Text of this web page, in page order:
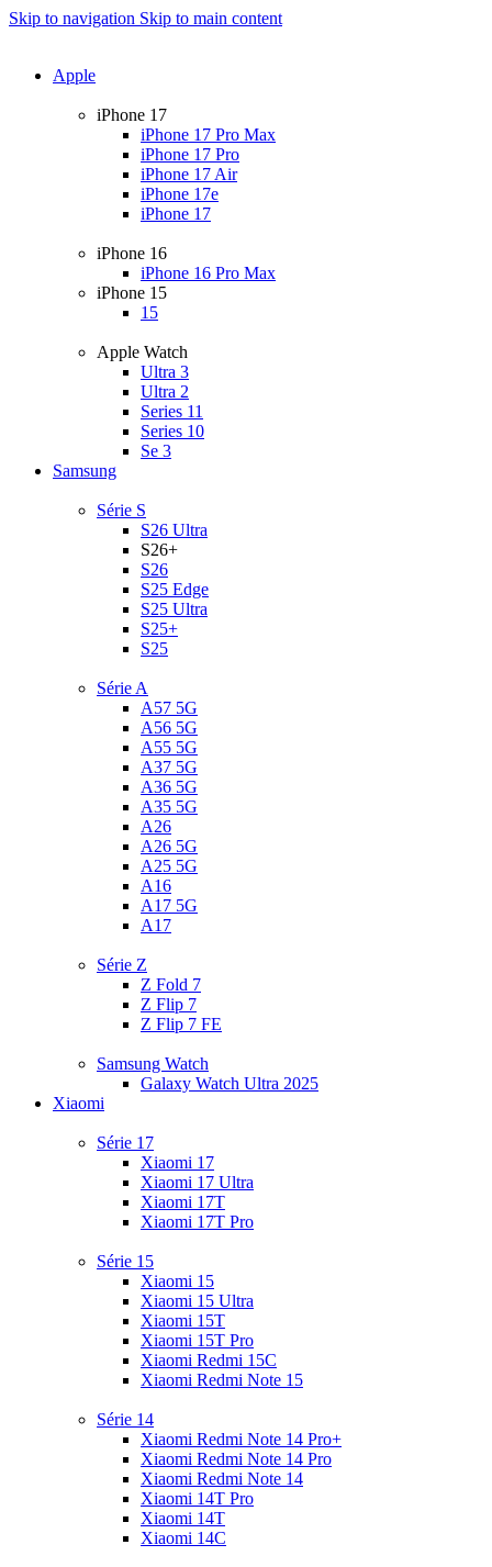
Skip to navigation Skip to main content
Apple
iPhone 17
iPhone 17 Pro Max
iPhone 17 Pro
iPhone 17 Air
iPhone 17e
iPhone 17
iPhone 16
iPhone 16 Pro Max
iPhone 15
15
Apple Watch
Ultra 3
Ultra 2
Series 11
Series 10
Se 3
Samsung
Série S
S26 Ultra
S26+
S26
S25 Edge
S25 Ultra
S25+
S25
Série A
A57 5G
A56 5G
A55 5G
A37 5G
A36 5G
A35 5G
A26
A26 5G
A25 5G
A16
A17 5G
A17
Série Z
Z Fold 7
Z Flip 7
Z Flip 7 FE
Samsung Watch
Galaxy Watch Ultra 2025
Xiaomi
Série 17
Xiaomi 17
Xiaomi 17 Ultra
Xiaomi 17T
Xiaomi 17T Pro
Série 15
Xiaomi 15
Xiaomi 15 Ultra
Xiaomi 15T
Xiaomi 15T Pro
Xiaomi Redmi 15C
Xiaomi Redmi Note 15
Série 14
Xiaomi Redmi Note 14 Pro+
Xiaomi Redmi Note 14 Pro
Xiaomi Redmi Note 14
Xiaomi 14T Pro
Xiaomi 14T
Xiaomi 14C